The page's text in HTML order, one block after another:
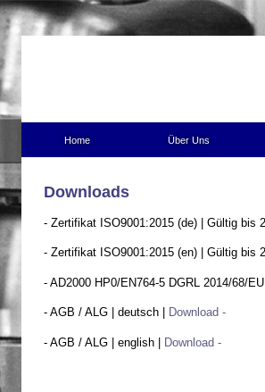
Home Über Uns
Downloads
- Zertifikat ISO9001:2015 (de) | Gültig bis
- Zertifikat ISO9001:2015 (en) | Gültig bis
- AD2000 HP0/EN764-5 DGRL 2014/68/
- AGB / ALG | deutsch | Download -
- AGB / ALG | english | Download -